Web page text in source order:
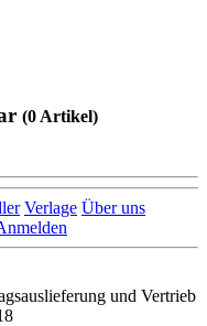
(0 Artikel)
Verlage Über uns
und Vertrieb